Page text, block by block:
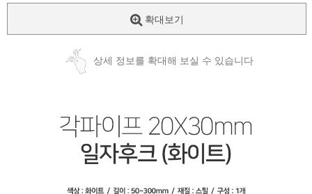
확대보기
상세 정보를 확대해 보실 수 있습니다